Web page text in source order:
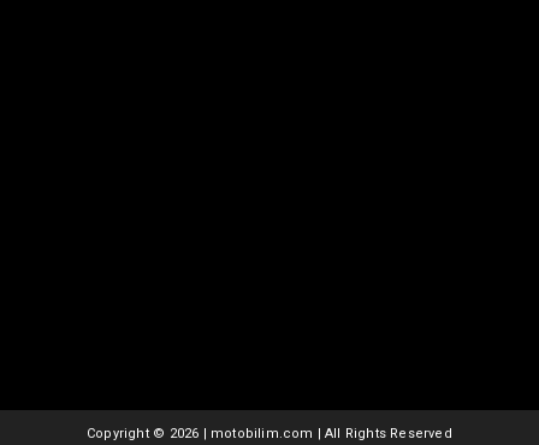
Copyright © 2026 | motobilim.com | All Rights Reserved